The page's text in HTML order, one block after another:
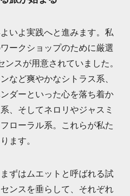
いよ実践へと進みます。私
ークショップのために厳選
ンスが用意されていました。
など爽やかなシトラス系、
ダーといった心を落ち着か
、そしてネロリやジャスミ
ローラル系。これらが私た
ます。
ずはムエットと呼ばれる試
ンスを垂らして、それぞれ